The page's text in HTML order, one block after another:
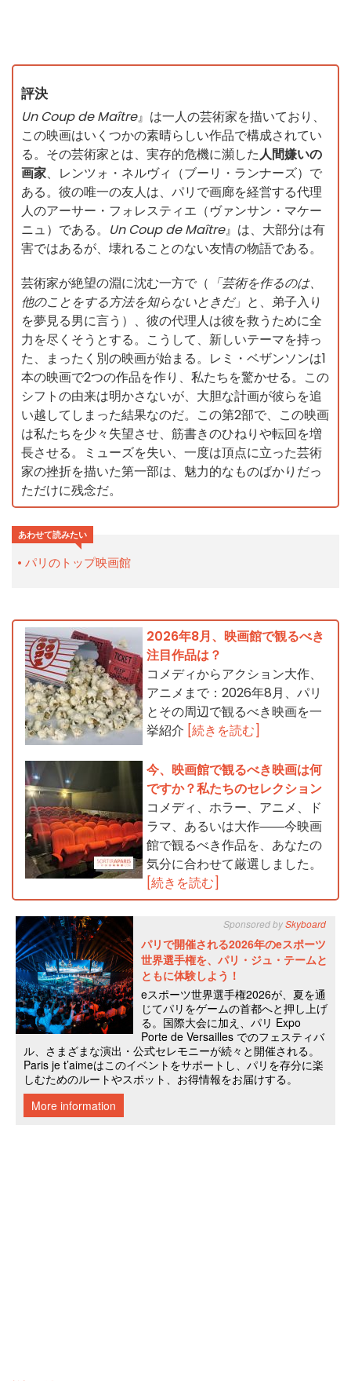
評決
Un Coup de Maître』は一人の芸術家を描いており、
この映画はいくつかの素晴らしい作品で構成されてい
る。その芸術家とは、実存的危機に瀕した人間嫌いの
画家、レンツォ・ネルヴィ（ブーリ・ランナーズ）で
ある。彼の唯一の友人は、パリで画廊を経営する代理
人のアーサー・フォレスティエ（ヴァンサン・マケー
ニュ）である。 Un Coup de Maître』は、大部分は有
害ではあるが、壊れることのない友情の物語である。
芸術家が絶望の淵に沈む一方で（ 「芸術を作るのは、
他のことをする方法を知らないときだ」と、弟子入り
を夢見る男に言う）、彼の代理人は彼を救うために全
力を尽くそうとする。こうして、新しいテーマを持っ
た、まったく別の映画が始まる。レミ・ベザンソンは1
本の映画で2つの作品を作り、私たちを驚かせる。この
シフトの由来は明かさないが、大胆な計画が彼らを追
い越してしまった結果なのだ。この第2部で、この映画
は私たちを少々失望させ、筋書きのひねりや転回を増
長させる。ミューズを失い、一度は頂点に立った芸術
家の挫折を描いた第一部は、魅力的なものばかりだっ
ただけに残念だ。
あわせて読みたい
パリのトップ映画館
2026年8月、映画館で観るべき
注目作品は？
コメディからアクション大作、
アニメまで：2026年8月、パリ
とその周辺で観るべき映画を一
挙紹介 [続きを読む]
今、映画館で観るべき映画は何
ですか？私たちのセレクション
コメディ、ホラー、アニメ、ド
ラマ、あるいは大作――今映画
館で観るべき作品を、あなたの
気分に合わせて厳選しました。
[続きを読む]